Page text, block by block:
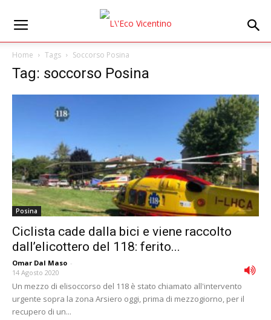
Home Tags Soccorso Posina
Tag: soccorso Posina
Posina
Ciclista cade dalla bici e viene raccolto
dall’elicottero del 118: ferito...
Omar Dal Maso -
14 Agosto 2020
Un mezzo di elisoccorso del 118 è stato chiamato all'intervento
urgente sopra la zona Arsiero oggi, prima di mezzogiorno, per il
recupero di un...